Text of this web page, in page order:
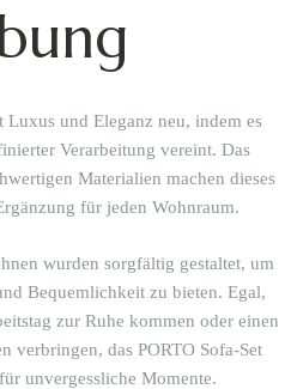
Luxus und Eleganz neu, indem es
Verarbeitung vereint. Das
Materialien machen dieses
für jeden Wohnraum.
wurden sorgfältig gestaltet, um
Bequemlichkeit zu bieten. Egal,
zur Ruhe kommen oder einen
verbringen, das PORTO Sofa-Set
unvergessliche Momente.